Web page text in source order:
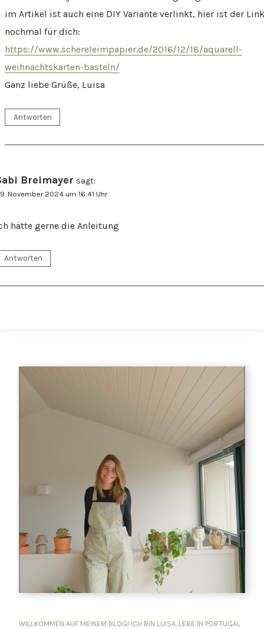
im Artikel ist auch eine DIY Variante verlinkt, hier ist der Link
nochmal für dich:
https://www.schereleimpapier.de/2016/12/18/aquarell-
weihnachtskarten-basteln/
Ganz liebe Grüße, Luisa
Antworten
Breimayer sagt:
November 2024 um 16:41 Uhr
hätte gerne die Anleitung
Antworten
WILLKOMMEN AUF MEINEM BLOG! ICH BIN LUISA, LEBE IN PORTUGAL